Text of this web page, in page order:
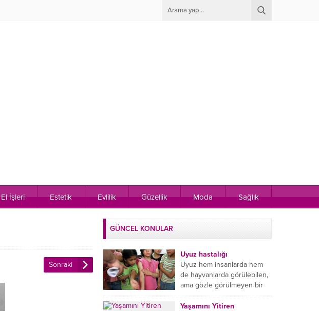
El İşleri Estetik Evlilik Güzellik Moda Sağlık
Sonraki
GÜNCEL KONULAR
Uyuz hastalığı
Uyuz hem insanlarda hem
de hayvanlarda görülebilen,
ama gözle görülmeyen bir
tür mikroplu böcek
hastalığıdır. Uyuz hastalığı
Yaşamını Yitiren